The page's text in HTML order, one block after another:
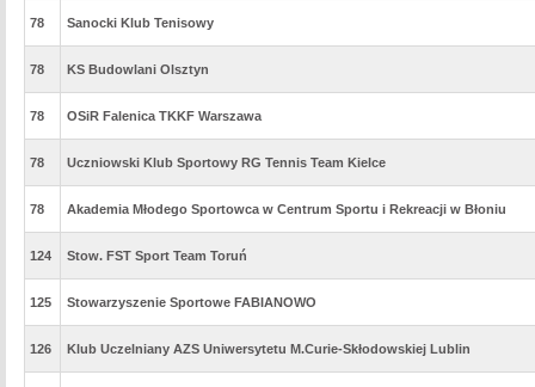
78 Sanocki Klub Tenisowy
78 KS Budowlani Olsztyn
78 OSiR Falenica TKKF Warszawa
78 Uczniowski Klub Sportowy RG Tennis Team Kielce
78 Akademia Młodego Sportowca w Centrum Sportu i Rekreacji w Błoniu
124 Stow. FST Sport Team Toruń
125 Stowarzyszenie Sportowe FABIANOWO
126 Klub Uczelniany AZS Uniwersytetu M.Curie-Skłodowskiej Lublin